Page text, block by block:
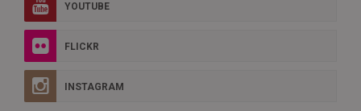
YOUTUBE
FLICKR
INSTAGRAM